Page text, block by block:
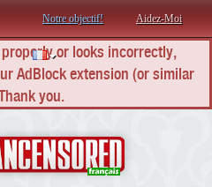
Notre objectif! Aidez-Moi
or looks incorrectly,
AdBlock extension (or similar
you.